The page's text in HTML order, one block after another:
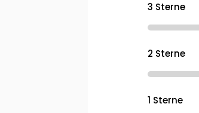
3 Sterne
2 Sterne
1 Sterne